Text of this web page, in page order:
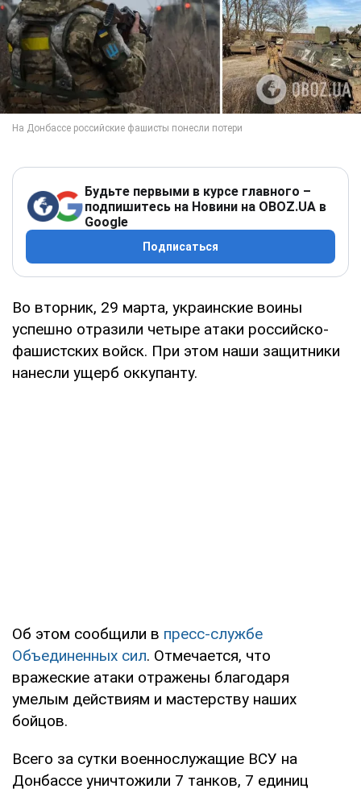
Будьте первыми в курсе главного –
подпишитесь на Новини на OBOZ.UA в
Google
Подписаться
Во вторник, 29 марта, украинские воины
успешно отразили четыре атаки российско-
фашистских войск. При этом наши защитники
нанесли ущерб оккупанту.
Об этом сообщили в пресс-службе
Объединенных сил. Отмечается, что
вражеские атаки отражены благодаря
умелым действиям и мастерству наших
бойцов.
Всего за сутки военнослужащие ВСУ на
Донбассе уничтожили 7 танков, 7 единиц